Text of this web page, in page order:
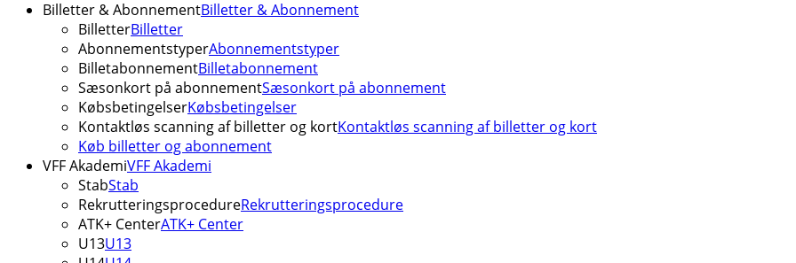
Billetter & AbonnementBilletter & Abonnement
BilletterBilletter
AbonnementstyperAbonnementstyper
BilletabonnementBilletabonnement
Sæsonkort på abonnementSæsonkort på abonnement
KøbsbetingelserKøbsbetingelser
Kontaktløs scanning af billetter og kortKontaktløs scanning af billetter og kort
Køb billetter og abonnement
VFF AkademiVFF Akademi
StabStab
RekrutteringsprocedureRekrutteringsprocedure
ATK+ CenterATK+ Center
U13U13